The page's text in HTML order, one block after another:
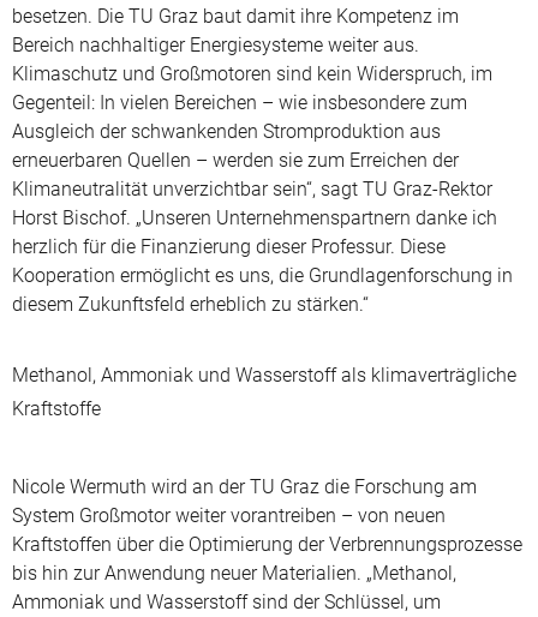
besetzen. Die TU Graz baut damit ihre Kompetenz im
Bereich nachhaltiger Energiesysteme weiter aus.
Klimaschutz und Großmotoren sind kein Widerspruch, im
Gegenteil: In vielen Bereichen – wie insbesondere zum
Ausgleich der schwankenden Stromproduktion aus
erneuerbaren Quellen – werden sie zum Erreichen der
Klimaneutralität unverzichtbar sein“, sagt TU Graz-Rektor
Horst Bischof. „Unseren Unternehmenspartnern danke ich
herzlich für die Finanzierung dieser Professur. Diese
Kooperation ermöglicht es uns, die Grundlagenforschung in
diesem Zukunftsfeld erheblich zu stärken.“
Methanol, Ammoniak und Wasserstoff als klimaverträgliche
Kraftstoffe
Nicole Wermuth wird an der TU Graz die Forschung am
System Großmotor weiter vorantreiben – von neuen
Kraftstoffen über die Optimierung der Verbrennungsprozesse
bis hin zur Anwendung neuer Materialien. „Methanol,
Ammoniak und Wasserstoff sind der Schlüssel, um